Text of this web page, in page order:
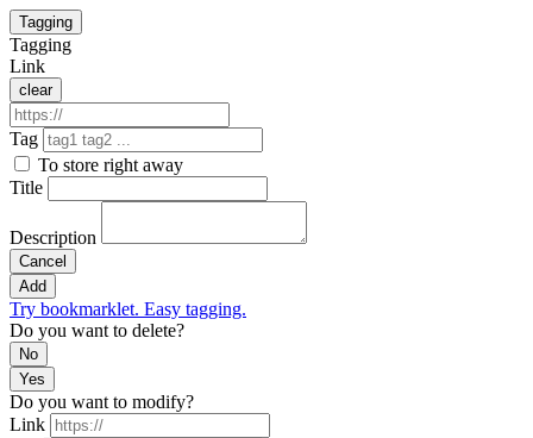
Tagging
Tagging
Link
clear
Tag
To store right away
Title
Description
Cancel
Add
Try bookmarklet. Easy tagging.
Do you want to delete?
No
Yes
Do you want to modify?
Link